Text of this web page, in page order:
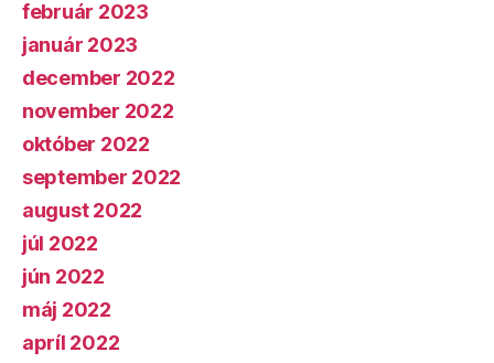
február 2023
január 2023
december 2022
november 2022
október 2022
september 2022
august 2022
júl 2022
jún 2022
máj 2022
apríl 2022